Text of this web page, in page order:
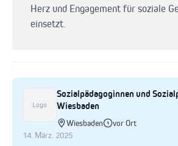
Herz und Engagement für soziale
einsetzt.
Logo
Sozialpädagoginnen und
Wiesbaden
Wiesbaden
vor Ort
14. März. 2025